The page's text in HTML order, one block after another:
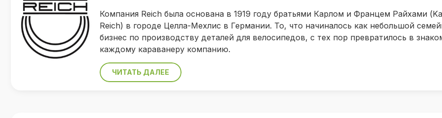
Компания Reich была основана в 1919 году братьями Карлом и Францем Райхами
Reich) в городе Целла-Мехлис в Германии. То, что начиналось как небольшой
бизнес по производству деталей для велосипедов, с тех пор превратилось в
каждому караванеру компанию.
ЧИТАТЬ ДАЛЕЕ